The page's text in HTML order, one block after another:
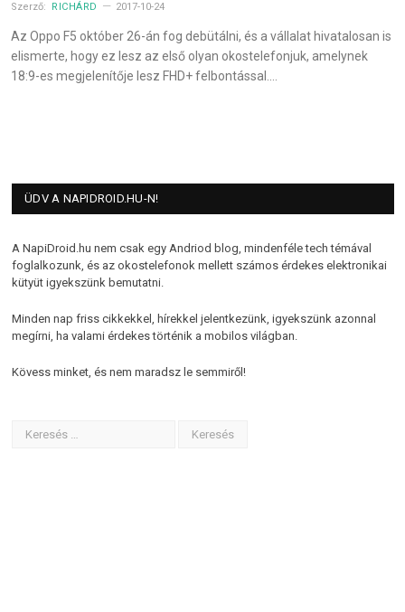
Szerző: RICHÁRD 2017-10-24
Az Oppo F5 október 26-án fog debütálni, és a vállalat hivatalosan is
elismerte, hogy ez lesz az első olyan okostelefonjuk, amelynek
18:9-es megjelenítője lesz FHD+ felbontással.…
ÜDV A NAPIDROID.HU-N!
A NapiDroid.hu nem csak egy Andriod blog, mindenféle tech témával
foglalkozunk, és az okostelefonok mellett számos érdekes elektronikai
kütyüt igyekszünk bemutatni.
Minden nap friss cikkekkel, hírekkel jelentkezünk, igyekszünk azonnal
megírni, ha valami érdekes történik a mobilos világban.
Kövess minket, és nem maradsz le semmiről!